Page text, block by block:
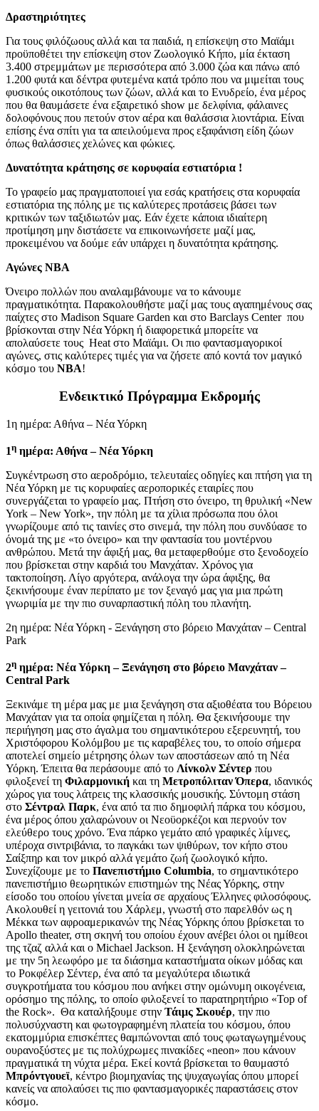
Δραστηριότητες
Για τους φιλόζωους αλλά και τα παιδιά, η επίσκεψη στο Μαϊάμι
προϋποθέτει την επίσκεψη στον Ζωολογικό Κήπο, μία έκταση
3.400 στρεμμάτων με περισσότερα από 3.000 ζώα και πάνω από
1.200 φυτά και δέντρα φυτεμένα κατά τρόπο που να μιμείται τους
φυσικούς οικοτόπους των ζώων, αλλά και το Ενυδρείο, ένα μέρος
που θα θαυμάσετε ένα εξαιρετικό show με δελφίνια, φάλαινες
δολοφόνους που πετούν στον αέρα και θαλάσσια λιοντάρια. Είναι
επίσης ένα σπίτι για τα απειλούμενα προς εξαφάνιση είδη ζώων
όπως θαλάσσιες χελώνες και φώκιες.
Δυνατότητα κράτησης σε κορυφαία εστιατόρια !
Το γραφείο μας πραγματοποιεί για εσάς κρατήσεις στα κορυφαία
εστιατόρια της πόλης με τις καλύτερες προτάσεις βάσει των
κριτικών των ταξιδιωτών μας. Εάν έχετε κάποια ιδιαίτερη
προτίμηση μην διστάσετε να επικοινωνήσετε μαζί μας,
προκειμένου να δούμε εάν υπάρχει η δυνατότητα κράτησης.
Αγώνες NBA
Όνειρο πολλών που αναλαμβάνουμε να το κάνουμε
πραγματικότητα. Παρακολουθήστε μαζί μας τους αγαπημένους σας
παίχτες στο Madison Square Garden και στο Barclays Center που
βρίσκονται στην Νέα Υόρκη ή διαφορετικά μπορείτε να
απολαύσετε τους Heat στο Μαϊάμι. Oι πιο φαντασμαγορικοί
αγώνες, στις καλύτερες τιμές για να ζήσετε από κοντά τον μαγικό
κόσμο του NBA!
Ενδεικτικό Πρόγραμμα Εκδρομής
1η ημέρα: Αθήνα – Νέα Υόρκη
1η ημέρα: Αθήνα – Νέα Υόρκη
Συγκέντρωση στο αεροδρόμιο, τελευταίες οδηγίες και πτήση για τη
Νέα Υόρκη με τις κορυφαίες αεροπορικές εταιρίες που
συνεργάζεται το γραφείο μας. Πτήση στο όνειρο, τη θρυλική «New
York – New York», την πόλη με τα χίλια πρόσωπα που όλοι
γνωρίζουμε από τις ταινίες στο σινεμά, την πόλη που συνδύασε το
όνομά της με «το όνειρο» και την φαντασία του μοντέρνου
ανθρώπου. Μετά την άφιξή μας, θα μεταφερθούμε στο ξενοδοχείο
που βρίσκεται στην καρδιά του Μανχάταν. Χρόνος για
τακτοποίηση. Λίγο αργότερα, ανάλογα την ώρα άφιξης, θα
ξεκινήσουμε έναν περίπατο με τον ξεναγό μας για μια πρώτη
γνωριμία με την πιο συναρπαστική πόλη του πλανήτη.
2η ημέρα: Νέα Υόρκη - Ξενάγηση στο βόρειο Μανχάταν – Central
Park
2η ημέρα: Νέα Υόρκη – Ξενάγηση στο βόρειο Μανχάταν –
Central Park
Ξεκινάμε τη μέρα μας με μια ξενάγηση στα αξιοθέατα του Βόρειου
Μανχάταν για τα οποία φημίζεται η πόλη. Θα ξεκινήσουμε την
περιήγηση μας στο άγαλμα του σημαντικότερου εξερευνητή, του
Χριστόφορου Κολόμβου με τις καραβέλες του, το οποίο σήμερα
αποτελεί σημείο μέτρησης όλων των αποστάσεων από τη Νέα
Υόρκη. Έπειτα θα περάσουμε από το Λίνκολν Σέντερ που
φιλοξενεί τη Φιλαρμονική και τη Μετροπόλιταν Όπερα, ιδανικός
χώρος για τους λάτρεις της κλασσικής μουσικής. Σύντομη στάση
στο Σέντραλ Παρκ, ένα από τα πιο δημοφιλή πάρκα του κόσμου,
ένα μέρος όπου χαλαρώνουν οι Νεοϋορκέζοι και περνούν τον
ελεύθερο τους χρόνο. Ένα πάρκο γεμάτο από γραφικές λίμνες,
υπέροχα σιντριβάνια, το παγκάκι των ψιθύρων, τον κήπο στου
Σαίξπηρ και τον μικρό αλλά γεμάτο ζωή ζωολογικό κήπο.
Συνεχίζουμε με το Πανεπιστήμιο Columbia, το σημαντικότερο
πανεπιστήμιο θεωρητικών επιστημών της Νέας Υόρκης, στην
είσοδο του οποίου γίνεται μνεία σε αρχαίους Έλληνες φιλοσόφους.
Ακολουθεί η γειτονιά του Χάρλεμ, γνωστή στο παρελθόν ως η
Μέκκα των αφροαμερικανών της Νέας Υόρκης όπου βρίσκεται το
Apollo theater, στη σκηνή του οποίου έχουν ανέβει όλοι οι ημίθεοι
της τζαζ αλλά και ο Michael Jackson. Η ξενάγηση ολοκληρώνεται
με την 5η λεωφόρο με τα διάσημα καταστήματα οίκων μόδας και
το Ροκφέλερ Σέντερ, ένα από τα μεγαλύτερα ιδιωτικά
συγκροτήματα του κόσμου που ανήκει στην ομώνυμη οικογένεια,
ορόσημο της πόλης, το οποίο φιλοξενεί το παρατηρητήριο «Top of
the Rock». Θα καταλήξουμε στην Τάιμς Σκουέρ, την πιο
πολυσύχναστη και φωτογραφημένη πλατεία του κόσμου, όπου
εκατομμύρια επισκέπτες θαμπώνονται από τους φωταγωγημένους
ουρανοξύστες με τις πολύχρωμες πινακίδες «neon» που κάνουν
πραγματικά τη νύχτα μέρα. Εκεί κοντά βρίσκεται το θαυμαστό
Μπρόντγουεϊ, κέντρο βιομηχανίας της ψυχαγωγίας όπου μπορεί
κανείς να απολαύσει τις πιο φαντασμαγορικές παραστάσεις στον
κόσμο.